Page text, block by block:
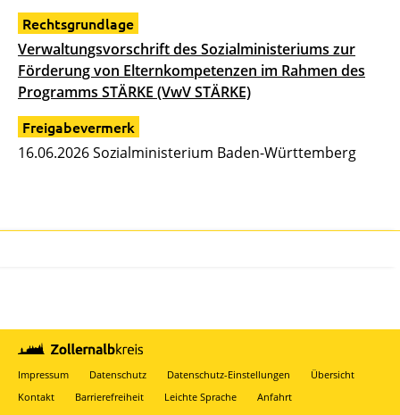
Rechtsgrundlage
Verwaltungsvorschrift des Sozialministeriums zur
Förderung von Elternkompetenzen im Rahmen des
Programms STÄRKE (VwV STÄRKE)
Freigabevermerk
16.06.2026 Sozialministerium Baden-Württemberg
Impressum Datenschutz Datenschutz-Einstellungen
Übersicht
Kontakt
Barrierefreiheit Leichte Sprache Anfahrt